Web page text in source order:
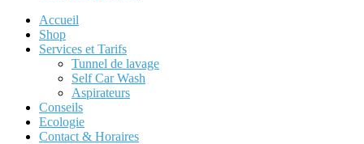
Accueil
Shop
Services et Tarifs
Tunnel de lavage
Self Car Wash
Aspirateurs
Conseils
Ecologie
Contact & Horaires